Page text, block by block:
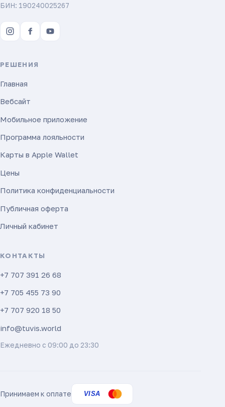
БИН: 190240025267
РЕШЕНИЯ
Главная
Вебсайт
Мобильное приложение
Программа лояльности
Карты в Apple Wallet
Цены
Политика конфиденциальности
Публичная оферта
Личный кабинет
КОНТАКТЫ
+7 707 391 26 68
+7 705 455 73 90
+7 707 920 18 50
info@tuvis.world
Ежедневно с 09:00 до 23:30
Принимаем к оплате VISA